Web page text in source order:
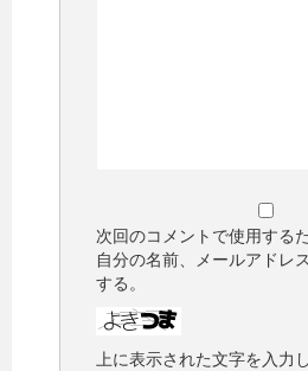
次回のコメントで使用する
自分の名前、メールアドレ
する。
上に表示された文字を入力